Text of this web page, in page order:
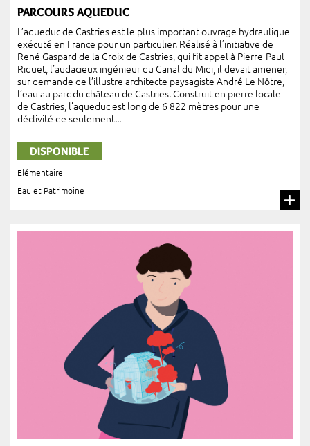
PARCOURS AQUEDUC
L’aqueduc de Castries est le plus important ouvrage hydraulique
exécuté en France pour un particulier. Réalisé à l’initiative de
René Gaspard de la Croix de Castries, qui fit appel à Pierre-Paul
Riquet, l’audacieux ingénieur du Canal du Midi, il devait amener,
sur demande de l’illustre architecte paysagiste André Le Nôtre,
l’eau au parc du château de Castries. Construit en pierre locale
de Castries, l’aqueduc est long de 6 822 mètres pour une
déclivité de seulement...
DISPONIBLE
Elémentaire
Eau et Patrimoine